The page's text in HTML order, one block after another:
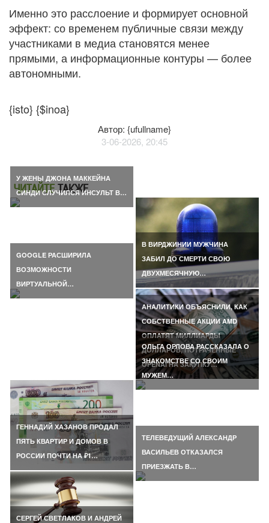
Именно это расслоение и формирует основной
эффект: со временем публичные связи между
участниками в медиа становятся менее
прямыми, а информационные контуры — более
автономными.
{isto} {$inoa}
Автор: {ufullname}
3-06-2026, 20:45
ЧИТАЙТЕТАКЖЕ
У ЖЕНЫ ДЖОНА МАККЕЙНА
СИНДИ СЛУЧИЛСЯ ИНСУЛЬТ В…
В ВИРДЖИНИИ МУЖЧИНА
ЗАБИЛ ДО СМЕРТИ СВОЮ
ДВУХМЕСЯЧНУЮ…
GOOGLE РАСШИРИЛА
ВОЗМОЖНОСТИ
ВИРТУАЛЬНОЙ…
АНАЛИТИКИ ОБЪЯСНИЛИ, КАК
СОБСТВЕННЫЕ АКЦИИ AMD
ОПЛАТЯТ МИЛЛИАРДЫ
ДОЛЛАРОВ, ПОТРАЧЕННЫЕ
OPENAI НА ЗАКУПКУ…
ГЕННАДИЙ ХАЗАНОВ ПРОДАЛ
ПЯТЬ КВАРТИР И ДОМОВ В
РОССИИ ПОЧТИ НА ₽1…
ОЛЬГА ОРЛОВА РАССКАЗАЛА О
ЗНАКОМСТВЕ СО СВОИМ
МУЖЕМ…
СЕРГЕЙ СВЕТЛАКОВ И АНДРЕЙ
ТЕЛЕВЕДУЩИЙ АЛЕКСАНДР
ВАСИЛЬЕВ ОТКАЗАЛСЯ
ПРИЕЗЖАТЬ В…